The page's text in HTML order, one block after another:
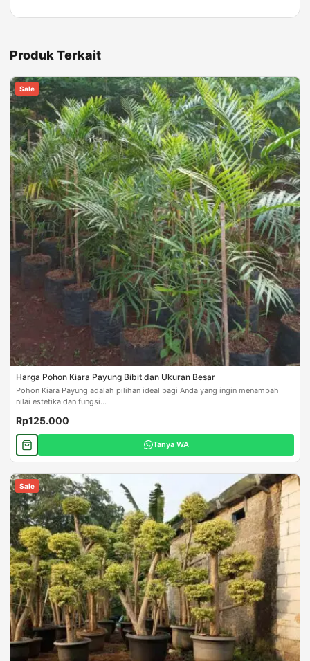
Produk Terkait
Sale
Harga Pohon Kiara Payung Bibit dan Ukuran Besar
Pohon Kiara Payung adalah pilihan ideal bagi Anda yang ingin menambah
nilai estetika dan fungsi...
Rp125.000
Tanya WA
Sale